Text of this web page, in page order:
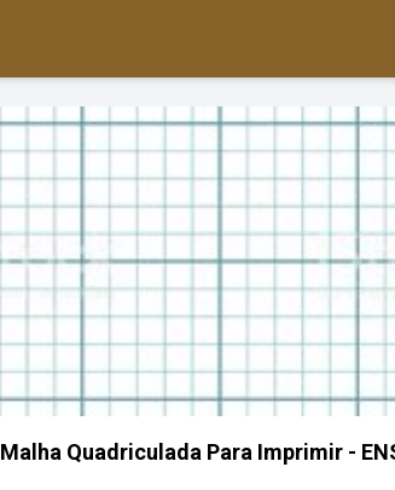
Malha Quadriculada Para Imprimir -